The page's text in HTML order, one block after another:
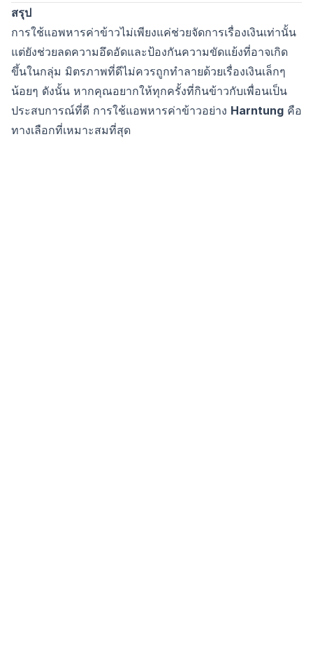
สรุป
การใช้แอพหารค่าข้าวไม่เพียงแค่ช่วยจัดการเรื่องเงินเท่านั้น
แต่ยังช่วยลดความอึดอัดและป้องกันความขัดแย้งที่อาจเกิด
ขึ้นในกลุ่ม มิตรภาพที่ดีไม่ควรถูกทำลายด้วยเรื่องเงินเล็กๆ
น้อยๆ ดังนั้น หากคุณอยากให้ทุกครั้งที่กินข้าวกับเพื่อนเป็น
ประสบการณ์ที่ดี การใช้แอพหารค่าข้าวอย่าง Harntung คือ
ทางเลือกที่เหมาะสมที่สุด